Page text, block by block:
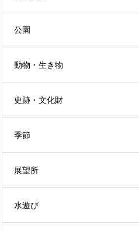
公園
動物・生き物
史跡・文化財
季節
展望所
水遊び